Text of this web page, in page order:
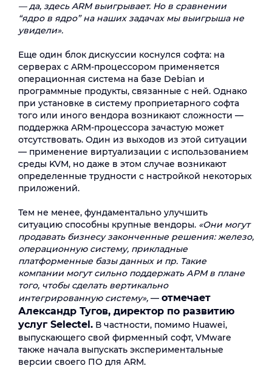
— да, здесь ARM выигрывает. Но в сравнении
“ядро в ядро” на наших задачах мы выигрыша не
увидели».
Еще один блок дискуссии коснулся софта: на
серверах c ARM-процессором применяется
операционная система на базе Debian и
программные продукты, связанные с ней. Однако
при установке в систему проприетарного софта
того или иного вендора возникают сложности —
поддержка ARM-процессора зачастую может
отсутствовать. Один из выходов из этой ситуации
— применение виртуализации с использованием
среды KVM, но даже в этом случае возникают
определенные трудности с настройкой некоторых
приложений.
Тем не менее, фундаментально улучшить
ситуацию способны крупные вендоры. «Они могут
продавать бизнесу законченные решения: железо,
операционную систему, прикладные
платформенные базы данных и пр. Такие
компании могут сильно поддержать АРМ в плане
того, чтобы сделать вертикально
интегрированную систему», — отмечает
Александр Тугов, директор по развитию
услуг Selectel. В частности, помимо Huawei,
выпускающего свой фирменный софт, VMware
также начала выпускать экспериментальные
версии своего ПО для ARM.